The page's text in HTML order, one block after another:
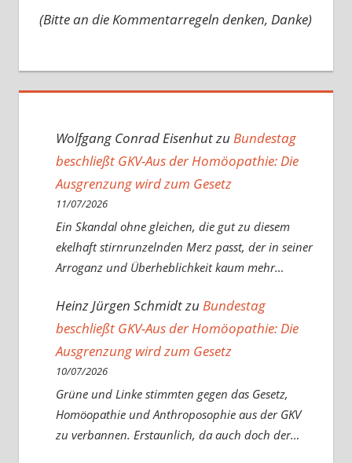
(Bitte an die Kommentarregeln denken, Danke)
Wolfgang Conrad EisenhutzuBundestag
beschließt GKV-Aus der Homöopathie: Die
Ausgrenzung wird zum Gesetz
11/07/2026
Ein Skandal ohne gleichen, die gut zu diesem
ekelhaft stirnrunzelnden Merz passt, der in seiner
Arroganz und Überheblichkeit kaum mehr…
Heinz Jürgen SchmidtzuBundestag
beschließt GKV-Aus der Homöopathie: Die
Ausgrenzung wird zum Gesetz
10/07/2026
Grüne und Linke stimmten gegen das Gesetz,
Homöopathie und Anthroposophie aus der GKV
zu verbannen. Erstaunlich, da auch doch der…